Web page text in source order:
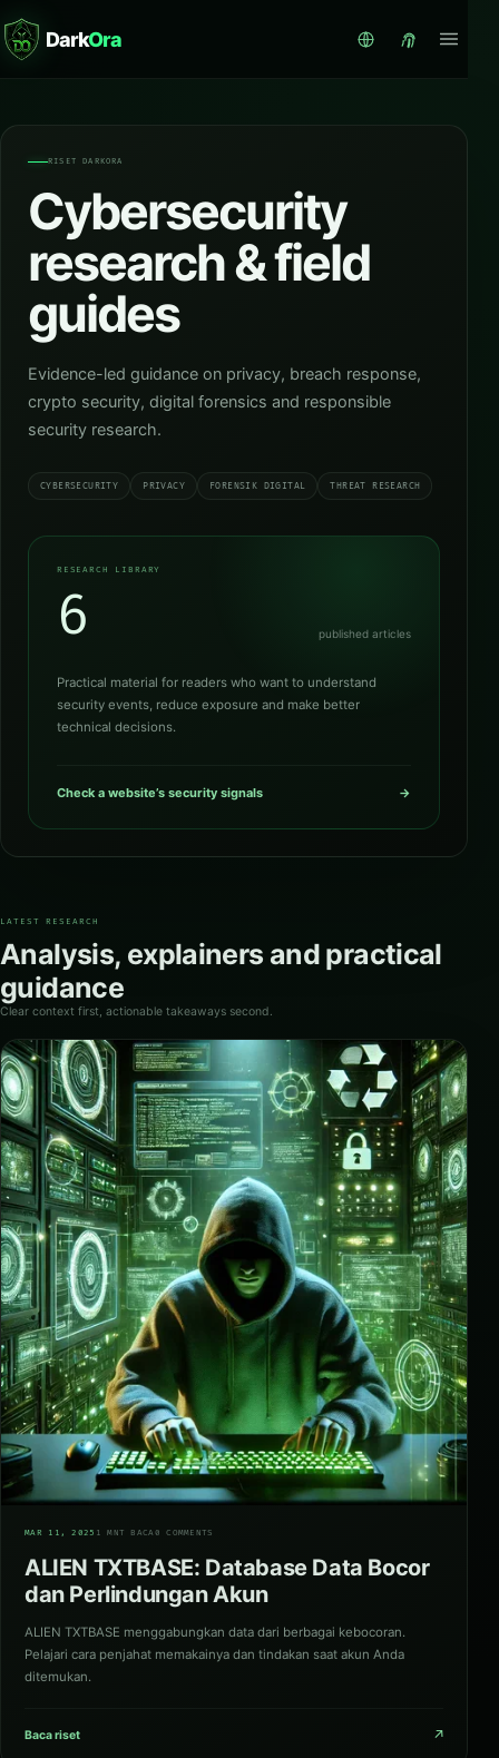
DarkOra
RISET DARKORA
Cybersecurity
research & field
guides
Evidence-led guidance on privacy, breach response,
crypto security, digital forensics and responsible
security research.
CYBERSECURITY PRIVACY FORENSIK DIGITAL THREAT RESEARCH
RESEARCH LIBRARY
6 published articles
Practical material for readers who want to understand
security events, reduce exposure and make better
technical decisions.
Check a website’s security signals →
LATEST RESEARCH
Analysis, explainers and practical
guidance
Clear context first, actionable takeaways second.
MAR 11, 2025 1 MNT BACA0 COMMENTS
ALIEN TXTBASE: Database Data Bocor
dan Perlindungan Akun
ALIEN TXTBASE menggabungkan data dari berbagai kebocoran.
Pelajari cara penjahat memakainya dan tindakan saat akun Anda
ditemukan.
Baca riset ↗